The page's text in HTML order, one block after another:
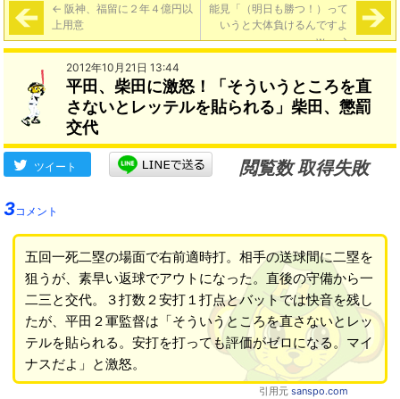
← 阪神、福留に２年４億円以
上用意
能見「（明日も勝つ！）って
いうと大体負けるんですよ
w」→
2012年10月21日 13:44
平田、柴田に激怒！「そういうところを直
さないとレッテルを貼られる」柴田、懲罰
交代
ツイート
閲覧数 取得失敗
3コメント
五回一死二塁の場面で右前適時打。相手の送球間に二塁を
狙うが、素早い返球でアウトになった。直後の守備から一
二三と交代。３打数２安打１打点とバットでは快音を残し
たが、平田２軍監督は「そういうところを直さないとレッ
テルを貼られる。安打を打っても評価がゼロになる。マイ
ナスだよ」と激怒。
引用元 sanspo.com